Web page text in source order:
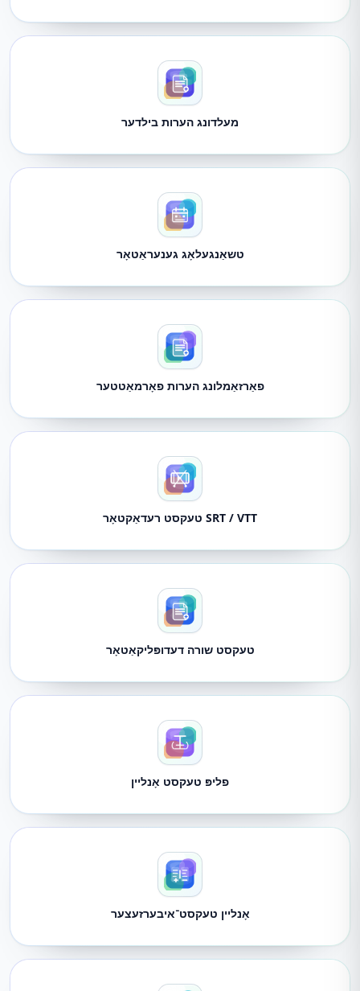
מעלדונג הערות בילדער
טשאַנגעלאָג גענעראַטאָר
פאַרזאַמלונג הערות פאָרמאַטטער
SRT / VTT טעקסט רעדאַקטאָר
טעקסט שורה דעדופּליקאַטאָר
פליפּ טעקסט אָנליין
אָנליין טעקסט־איבערזעצער